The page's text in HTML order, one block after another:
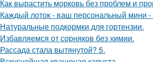
Как вырастить морковь без проблем и
Каждый лоток - ваш персональный мини -
Натуральные подкормки для гортензии.
Избавляемся от сорняков без химии.
Рассада стала вытянутой? 5.